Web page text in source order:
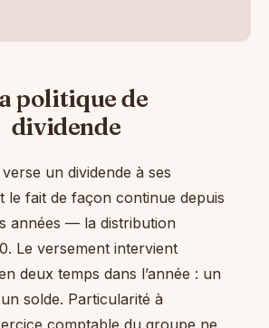
politique de
dividende
un dividende à ses
le fait de façon continue depuis
années — la distribution
Le versement intervient
deux temps dans l’année : un
solde. Particularité à
comptable du groupe ne